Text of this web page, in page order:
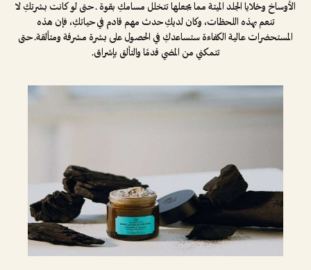
الأوساخ وخلايا الجلد الميتة مما يجعلها تتخلل مسامكِ بقوة . حتى لو كانت بشرتكِ لا
تنعم بهذه اللحظات، وكان لديكِ حدث مهم قادم في حياتكِ، فإن هذه
المستحضرات عالية الكفاءة ستساعدكِ في الحصول على بشرة مشرقة ومتألقة. حتى
تتمكني من المضي قدمًا والتألق بإشراق.